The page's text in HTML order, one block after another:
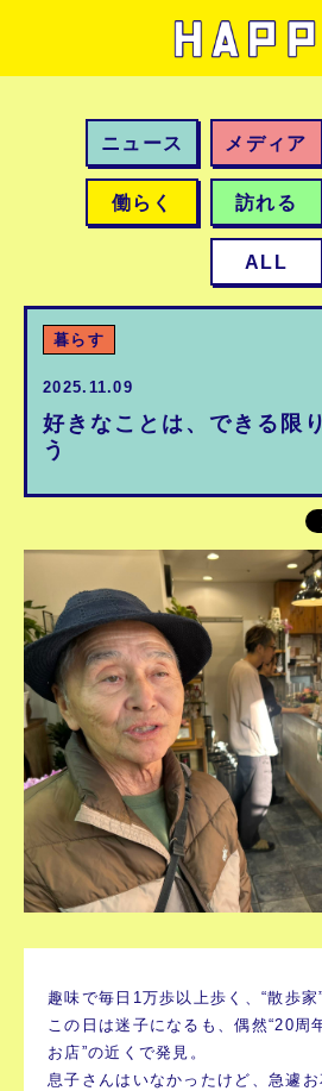
ニュース メディア
働らく 訪れる
ALL
暮らす
2025.11.09
好きなことは、できる限
う
趣味で毎日1万歩以上歩く、“散歩家
この日は迷子になるも、偶然“20周
お店”の近くで発見。
息子さんはいなかったけど、急遽